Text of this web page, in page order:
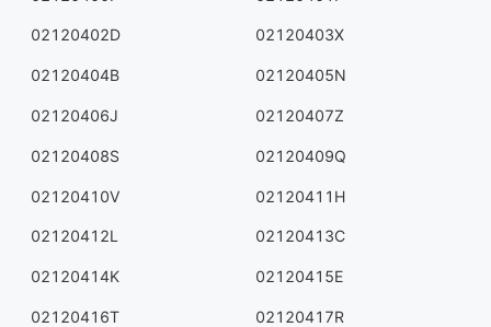
02120402D 02120403X
02120404B 02120405N
02120406J 02120407Z
02120408S 02120409Q
02120410V 02120411H
02120412L 02120413C
02120414K 02120415E
02120416T 02120417R